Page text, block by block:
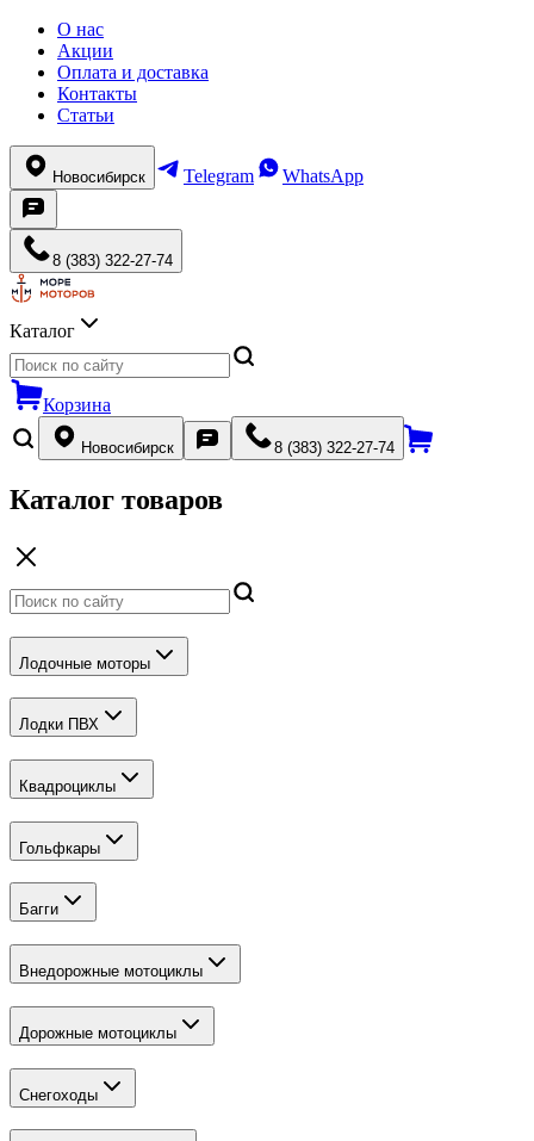
О нас
Акции
Оплата и доставка
Контакты
Статьи
Новосибирск Telegram WhatsApp
8 (383) 322-27-74
Каталог
Корзина
Новосибирск 8 (383) 322-27-74
Каталог товаров
Лодочные моторы
Лодки ПВХ
Квадроциклы
Гольфкары
Багги
Внедорожные мотоциклы
Дорожные мотоциклы
Снегоходы